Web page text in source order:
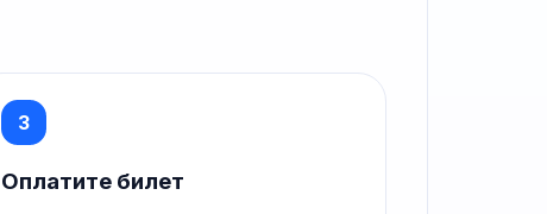
3
Оплатите билет